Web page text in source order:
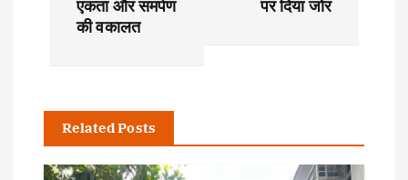
एकता और समर्पण
की वकालत
पर दिया जोर
Related Posts